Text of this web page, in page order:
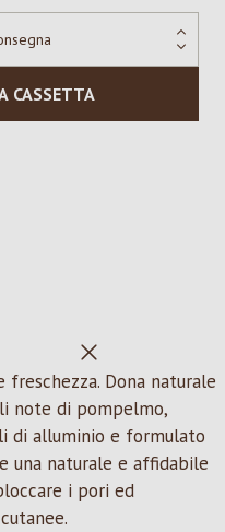
CASSETTA
Dona naturale
note di pompelmo,
di alluminio e formulato
una naturale e affidabile
i pori ed